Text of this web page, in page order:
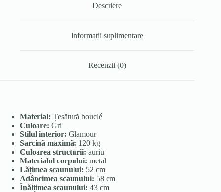
Descriere
Informații suplimentare
Recenzii (0)
Material: Țesătură bouclé
Culoare: Gri
Stilul interior: Glamour
Sarcină maximă: 120 kg
Culoarea structurii: auriu
Materialul corpului: metal
Lățimea scaunului: 52 cm
Adâncimea scaunului: 58 cm
Înălțimea scaunului: 43 cm